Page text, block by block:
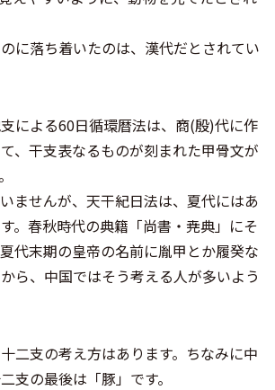
に落ち着いたのは、漢代だとされてい
による60日循環暦法は、商(殷)代に作
、干支表なるものが刻まれた甲骨文が
ませんが、天干紀日法は、夏代にはあ
。春秋時代の典籍「尚書・尭典」にそ
代末期の皇帝の名前に胤甲とか履癸な
ら、中国ではそう考える人が多いよう
二支の考え方はあります。ちなみに中
支の最後は「豚」です。